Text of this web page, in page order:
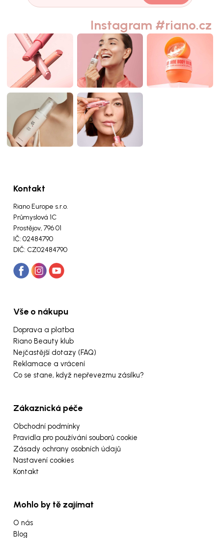
Instagram #riano.cz
Kontakt
Riano Europe s.r.o.
Průmyslová 1C
Prostějov, 796 01
IČ: 02484790
DIČ: CZ02484790
Vše o nákupu
Doprava a platba
Riano Beauty klub
Nejčastější dotazy (FAQ)
Reklamace a vrácení
Co se stane, když nepřevezmu zásilku?
Zákaznická péče
Obchodní podmínky
Pravidla pro používání souborů cookie
Zásady ochrany osobních údajů
Nastavení cookies
Kontakt
Mohlo by tě zajímat
O nás
Blog